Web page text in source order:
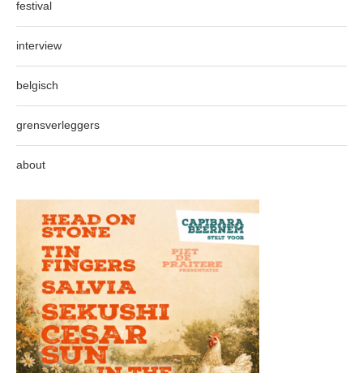
festival
interview
belgisch
grensverleggers
about